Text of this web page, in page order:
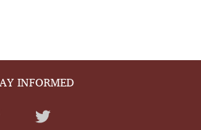
INFORMED